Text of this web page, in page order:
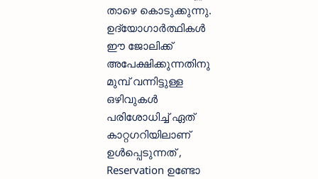
താഴെ കൊടുക്കുന്നു.
ഉദ്യോഗാര്‍ത്ഥികള്‍
ഈ ജോലിക്ക്
അപേക്ഷിക്കുന്നതിനു
മുമ്പ് വന്നിട്ടുള്ള
ഒഴിവുകള്‍
പരിശോധിച്ച് ഏത്
കാറ്റഗറിയിലാണ്
ഉള്‍പ്പെടുന്നത് ,
Reservation ഉണ്ടോ